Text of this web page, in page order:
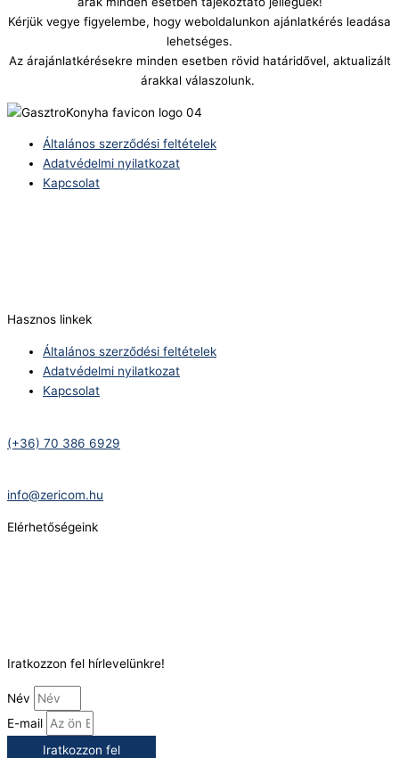
Kérjük vegye figyelembe, hogy weboldalunkon ajánlatkérés leadása
lehetséges.
Az árajánlatkérésekre minden esetben rövid határidővel, aktualizált
árakkal válaszolunk.
Általános szerződési feltételek
Adatvédelmi nyilatkozat
Kapcsolat
Hasznos linkek
Általános szerződési feltételek
Adatvédelmi nyilatkozat
Kapcsolat
(+36) 70 386 6929
info@zericom.hu
Elérhetőségeink
Iratkozzon fel hírlevelünkre!
Név
E-mail
Iratkozzon fel